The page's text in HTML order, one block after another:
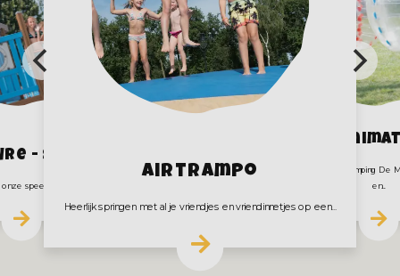
Airtrampo
Heerlijk springen met al je vriendjes en vriendinnetjes op een...
Het recreatieteam van Camping De
en...
- Speelboot
speeltuin in de vorm van...